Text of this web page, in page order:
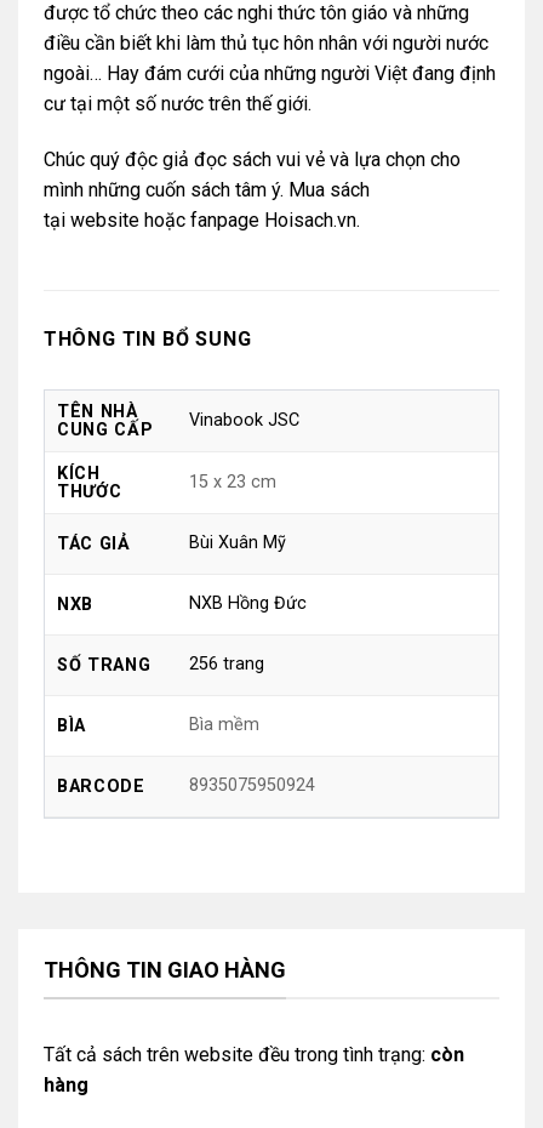
được tổ chức theo các nghi thức tôn giáo và những
điều cần biết khi làm thủ tục hôn nhân với người nước
ngoài… Hay đám cưới của những người Việt đang định
cư tại một số nước trên thế giới.
Chúc quý độc giả đọc sách vui vẻ và lựa chọn cho
mình những cuốn sách tâm ý. Mua sách
tại websitehoặc fanpage Hoisach.vn.
THÔNG TIN BỔ SUNG
TÊN NHÀ
CUNG CẤP
Vinabook JSC
KÍCH
THƯỚC
15 x 23 cm
TÁC GIẢ Bùi Xuân Mỹ
NXB NXB Hồng Đức
SỐ TRANG 256 trang
BÌA Bìa mềm
BARCODE 8935075950924
THÔNG TIN GIAO HÀNG
Tất cả sách trên website đều trong tình trạng: còn
hàng